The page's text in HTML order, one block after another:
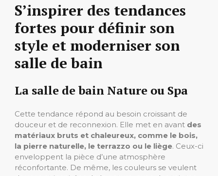
S’inspirer des tendances
fortes pour définir son
style et moderniser son
salle de bain
La salle de bain Nature ou Spa
Cette tendance répond au besoin croissant de
douceur et de reconnexion. Elle met en avant des
matériaux bruts et chaleureux, comme le bois,
la pierre naturelle, le terrazzo ou le liège. Ceux-ci
enveloppent la pièce d’une atmosphère
réconfortante. De même, les couleurs se veulent